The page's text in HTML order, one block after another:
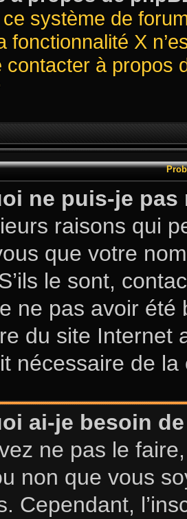
système de
fonctionnalité X
contacter à propos
ne puis-je pas
raisons qui
que votre
le sont,
ne pas avoir
du site Internet
nécessaire de la
ai-je besoin
ne pas le
non que vous
Cependant,